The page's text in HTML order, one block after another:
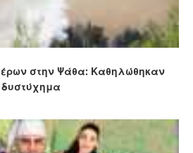
στην Ψάθα: Καθηλώθηκαν